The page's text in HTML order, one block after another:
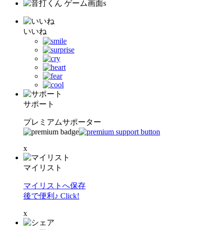
いいね
サポート
プレミアムサポーター
x
マイリスト
マイリストへ保存
後で便利♪ Click!
x